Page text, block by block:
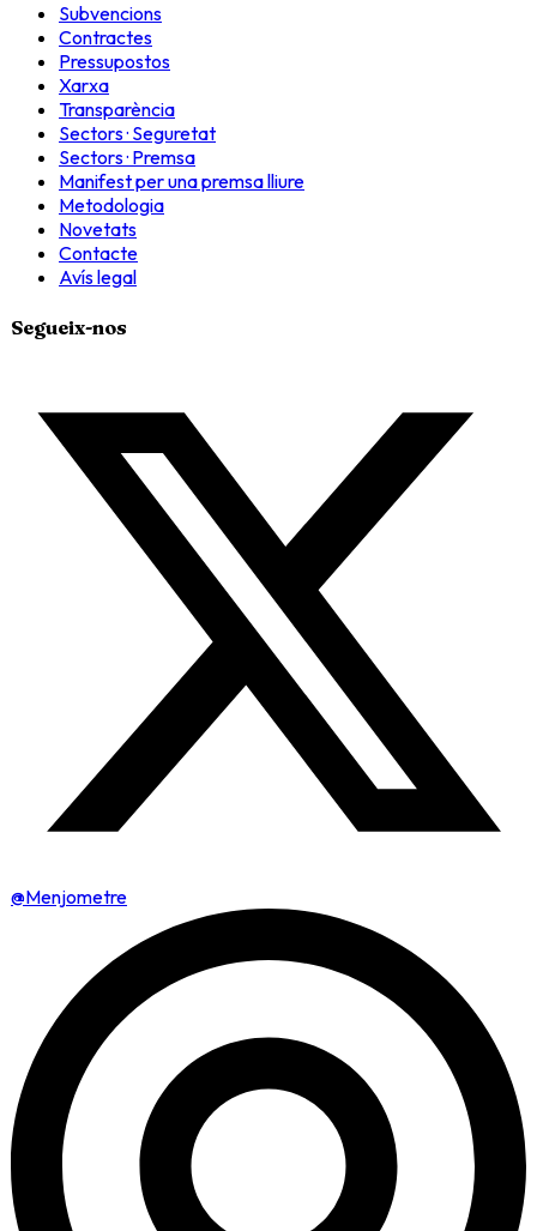
Subvencions
Contractes
Pressupostos
Xarxa
Transparència
Sectors · Seguretat
Sectors · Premsa
Manifest per una premsa lliure
Metodologia
Novetats
Contacte
Avís legal
Segueix-nos
@Menjometre